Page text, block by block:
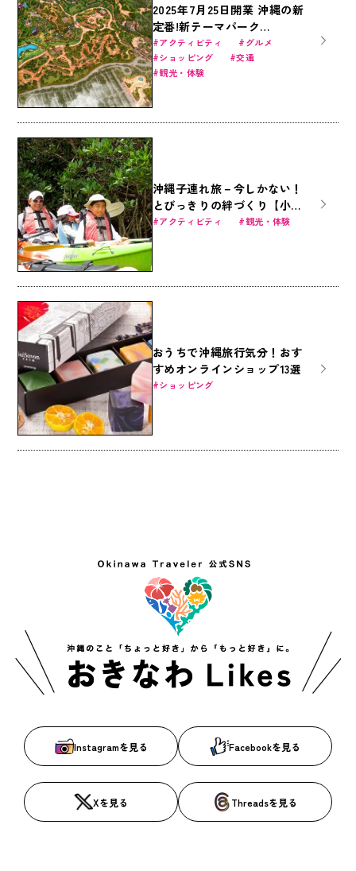
2025年7月25日開業 沖縄の新
定番!新テーマパーク
JUNGLIA（ジャングリア）の
最新情報
アクティビティ
グルメ
ショッピング
交通
観光・体験
沖縄子連れ旅－今しかない！
とびっきりの絆づくり【小学
生向け6才～】
アクティビティ 観光・体験
おうちで沖縄旅行気分！おす
すめオンラインショップ13選
ショッピング
Instagramを見る Facebookを見る
Xを見る Threadsを見る